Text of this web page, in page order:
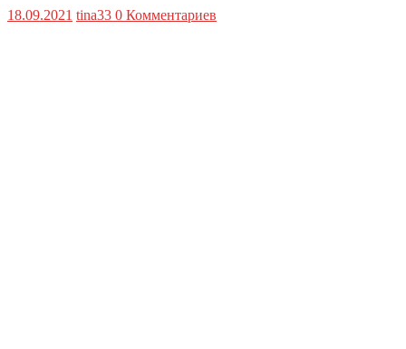
18.09.2021 tina33 0 Комментариев